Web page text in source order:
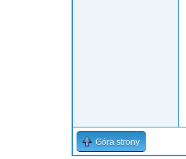
Góra strony